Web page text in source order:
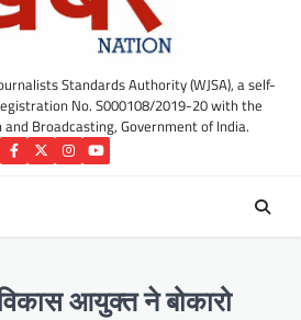
Standards Authority (WJSA), a self-
No. S000108/2019-20 with the
Broadcasting, Government of India.
Facebook
TwitterInstagram
YouTube
आयुक्त ने बोकारो